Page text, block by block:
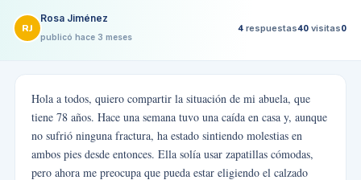
RJ
Rosa Jiménez
publicó hace 3 meses
4 respuestas40 visitas0
Hola a todos, quiero compartir la situación de mi abuela, que
tiene 78 años. Hace una semana tuvo una caída en casa y, aunque
no sufrió ninguna fractura, ha estado sintiendo molestias en
ambos pies desde entonces. Ella solía usar zapatillas cómodas,
pero ahora me preocupa que pueda estar eligiendo el calzado